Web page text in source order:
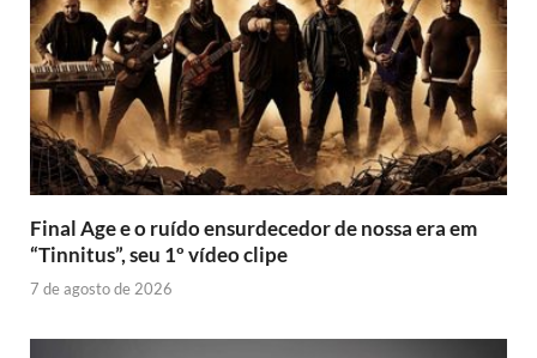
Final Age e o ruído ensurdecedor de nossa era em
“Tinnitus”, seu 1º vídeo clipe
7 de agosto de 2026